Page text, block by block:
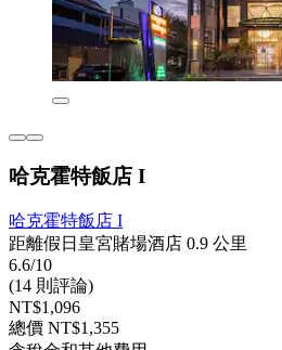
哈克霍特飯店 I
哈克霍特飯店 I
距離假日皇宮賭場酒店 0.9 公里
6.6/10
(14 則評論)
NT$1,096
總價 NT$1,355